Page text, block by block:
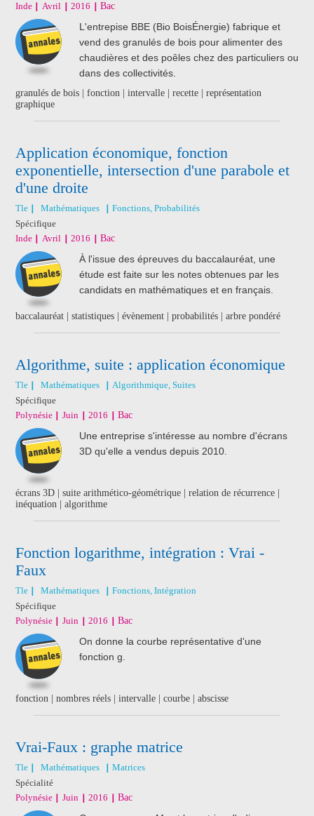
Inde
Avril 2016 Bac
L'entrepise BBE (Bio BoisÉnergie) fabrique et
vend des granulés de bois pour alimenter des
chaudières et des poêles chez des particuliers ou
dans des collectivités.
granulés de bois | fonction | intervalle | recette | représentation
graphique
Application économique, fonction
exponentielle, intersection d'une parabole et
d'une droite
Tle Mathématiques
Fonctions, Probabilités
Spécifique
Inde
Avril 2016 Bac
À l'issue des épreuves du baccalauréat, une
étude est faite sur les notes obtenues par les
candidats en mathématiques et en français.
baccalauréat | statistiques | évènement | probabilités | arbre pondéré
Algorithme, suite : application économique
Tle Mathématiques
Algorithmique, Suites
Spécifique
Polynésie
Juin 2016 Bac
Une entreprise s'intéresse au nombre d'écrans
3D qu'elle a vendus depuis 2010.
écrans 3D | suite arithmético-géométrique | relation de récurrence |
inéquation | algorithme
Fonction logarithme, intégration : Vrai -
Faux
Tle Mathématiques
Fonctions, Intégration
Spécifique
Polynésie
Juin 2016 Bac
On donne la courbe représentative d'une
fonction g.
fonction | nombres réels | intervalle | courbe | abscisse
Vrai-Faux : graphe matrice
Tle Mathématiques
Matrices
Spécialité
Polynésie
Juin 2016 Bac